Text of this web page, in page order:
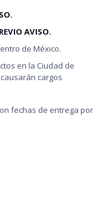
AVISO.
de México.
en la Ciudad de
cargos
fechas de entrega por